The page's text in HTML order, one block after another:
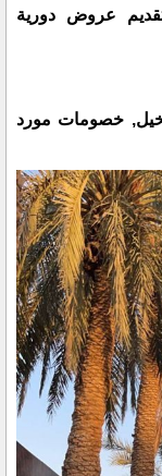
عروض دورية
خصومات مورد